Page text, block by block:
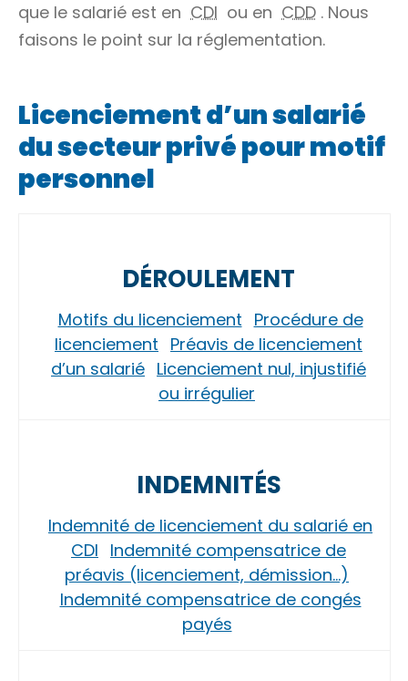
que le salarié est en CDI ou en CDD . Nous
faisons le point sur la réglementation.
Licenciement d’un salarié
du secteur privé pour motif
personnel
DÉROULEMENT
Motifs du licenciement Procédure de
licenciement Préavis de licenciement
d’un salarié Licenciement nul, injustifié
ou irrégulier
INDEMNITÉS
Indemnité de licenciement du salarié en
CDI Indemnité compensatrice de
préavis (licenciement, démission…)
Indemnité compensatrice de congés
payés